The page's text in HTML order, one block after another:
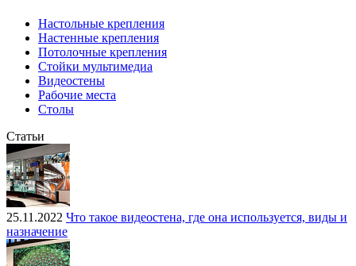
Настольные крепления
Настенные крепления
Потолочные крепления
Стойки мультимедиа
Видеостены
Рабочие места
Столы
Статьи
25.11.2022 Что такое видеостена, где она используется, виды и
назначение